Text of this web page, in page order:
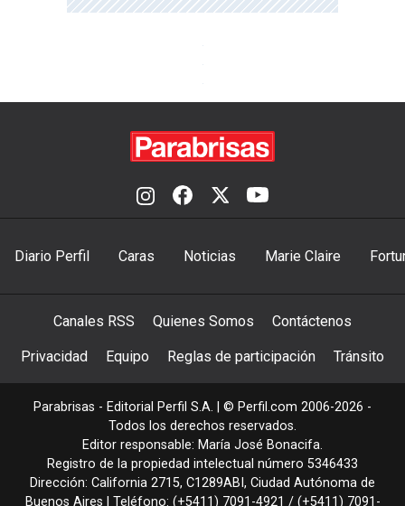
Diario Perfil Caras Noticias Marie Claire
Canales RSS Quienes Somos Contáctenos
Privacidad Equipo Reglas de participación Tránsito
Parabrisas - Editorial Perfil S.A. | © Perfil.com 2006-2026 -
Todos los derechos reservados.
Editor responsable: María José Bonacifa.
Registro de la propiedad intelectual número 5346433
Dirección: California 2715, C1289ABI, Ciudad Autónoma de
Buenos Aires | Teléfono: (+5411) 7091-4921 / (+5411) 7091-